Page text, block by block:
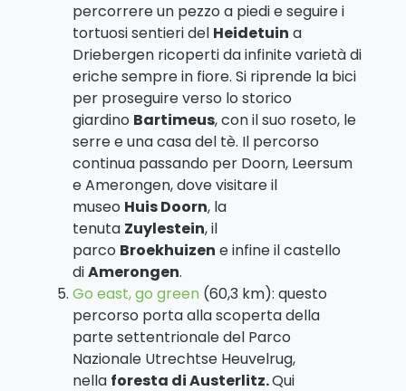
percorrere un pezzo a piedi e seguire i
tortuosi sentieri del Heidetuin a
Driebergen ricoperti da infinite varietà di
eriche sempre in fiore. Si riprende la bici
per proseguire verso lo storico
giardino Bartimeus, con il suo roseto, le
serre e una casa del tè. Il percorso
continua passando per Doorn, Leersum
e Amerongen, dove visitare il
museo Huis Doorn, la
tenuta Zuylestein, il
parco Broekhuizen e infine il castello
diAmerongen.
Go east, go green (60,3 km): questo
percorso porta alla scoperta della
parte settentrionale del Parco
Nazionale Utrechtse Heuvelrug,
nella foresta di Austerlitz.Qui